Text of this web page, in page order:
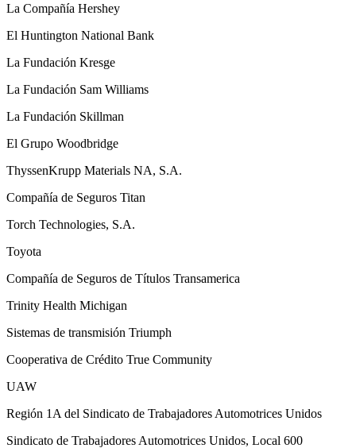
La Compañía Hershey
El Huntington National Bank
La Fundación Kresge
La Fundación Sam Williams
La Fundación Skillman
El Grupo Woodbridge
ThyssenKrupp Materials NA, S.A.
Compañía de Seguros Titan
Torch Technologies, S.A.
Toyota
Compañía de Seguros de Títulos Transamerica
Trinity Health Michigan
Sistemas de transmisión Triumph
Cooperativa de Crédito True Community
UAW
Región 1A del Sindicato de Trabajadores Automotrices Unidos
Sindicato de Trabajadores Automotrices Unidos, Local 600